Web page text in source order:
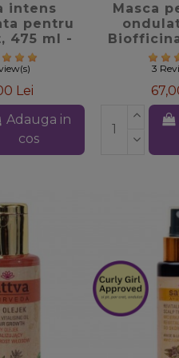
intens
pentru
475 ml -
Curls
Lei
Adauga in
cos
Masca
3